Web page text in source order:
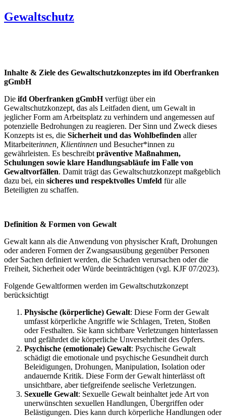
Gewaltschutz
Inhalte & Ziele des Gewaltschutzkonzeptes im ifd Oberfranken
gGmbH
Die ifd Oberfranken gGmbHverfügt über ein
Gewaltschutzkonzept, das als Leitfaden dient, um Gewalt in
jeglicher Form am Arbeitsplatz zu verhindern und angemessen auf
potenzielle Bedrohungen zu reagieren. Der Sinn und Zweck dieses
Konzepts ist es, die Sicherheit und das Wohlbefinden aller
Mitarbeiterinnen, Klientinnen und Besucher*innen zu
gewährleisten. Es beschreibt präventive Maßnahmen,
Schulungen sowie klare Handlungsabläufe im Falle von
Gewaltvorfällen. Damit trägt das Gewaltschutzkonzept maßgeblich
dazu bei, ein sicheres und respektvolles Umfeld für alle
Beteiligten zu schaffen.
Definition & Formen von Gewalt
Gewalt kann als die Anwendung von physischer Kraft, Drohungen
oder anderen Formen der Zwangsausübung gegenüber Personen
oder Sachen definiert werden, die Schaden verursachen oder die
Freiheit, Sicherheit oder Würde beeinträchtigen (vgl. KJF 07/2023).
Folgende Gewaltformen werden im Gewaltschutzkonzept
berücksichtigt
Physische (körperliche) Gewalt: Diese Form der Gewalt
umfasst körperliche Angriffe wie Schlagen, Treten, Stoßen
oder Festhalten. Sie kann sichtbare Verletzungen hinterlassen
und gefährdet die körperliche Unversehrtheit des Opfers.
Psychische (emotionale) Gewalt: Psychische Gewalt
schädigt die emotionale und psychische Gesundheit durch
Beleidigungen, Drohungen, Manipulation, Isolation oder
andauernde Kritik. Diese Form der Gewalt hinterlässt oft
unsichtbare, aber tiefgreifende seelische Verletzungen.
Sexuelle Gewalt: Sexuelle Gewalt beinhaltet jede Art von
unerwünschten sexuellen Handlungen, Übergriffen oder
Belästigungen. Dies kann durch körperliche Handlungen oder